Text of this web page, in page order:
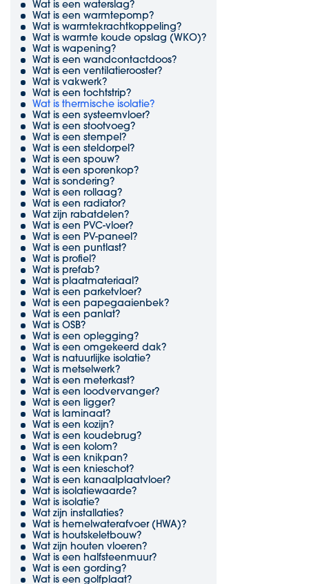
Wat is een waterslag?
Wat is een warmtepomp?
Wat is warmtekrachtkoppeling?
Wat is warmte koude opslag (WKO)?
Wat is wapening?
Wat is een wandcontactdoos?
Wat is een ventilatierooster?
Wat is vakwerk?
Wat is een tochtstrip?
Wat is thermische isolatie?
Wat is een systeemvloer?
Wat is een stootvoeg?
Wat is een stempel?
Wat is een steldorpel?
Wat is een spouw?
Wat is een sporenkop?
Wat is sondering?
Wat is een rollaag?
Wat is een radiator?
Wat zijn rabatdelen?
Wat is een PVC-vloer?
Wat is een PV-paneel?
Wat is een puntlast?
Wat is profiel?
Wat is prefab?
Wat is plaatmateriaal?
Wat is een parketvloer?
Wat is een papegaaienbek?
Wat is een panlat?
Wat is OSB?
Wat is een oplegging?
Wat is een omgekeerd dak?
Wat is natuurlijke isolatie?
Wat is metselwerk?
Wat is een meterkast?
Wat is een loodvervanger?
Wat is een ligger?
Wat is laminaat?
Wat is een kozijn?
Wat is een koudebrug?
Wat is een kolom?
Wat is een knikpan?
Wat is een knieschot?
Wat is een kanaalplaatvloer?
Wat is isolatiewaarde?
Wat is isolatie?
Wat zijn installaties?
Wat is hemelwaterafvoer (HWA)?
Wat is houtskeletbouw?
Wat zijn houten vloeren?
Wat is een halfsteenmuur?
Wat is een gording?
Wat is een golfplaat?